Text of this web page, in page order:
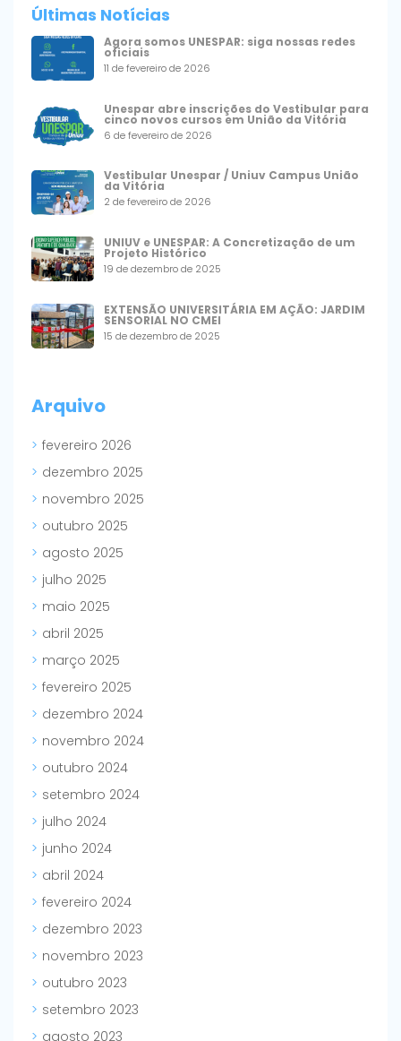
Últimas Notícias
Agora somos UNESPAR: siga nossas redes
oficiais
11 de fevereiro de 2026
Unespar abre inscrições do Vestibular para
cinco novos cursos em União da Vitória
6 de fevereiro de 2026
Vestibular Unespar / Uniuv Campus União
da Vitória
2 de fevereiro de 2026
UNIUV e UNESPAR: A Concretização de um
Projeto Histórico
19 de dezembro de 2025
EXTENSÃO UNIVERSITÁRIA EM AÇÃO: JARDIM
SENSORIAL NO CMEI
15 de dezembro de 2025
Arquivo
fevereiro 2026
dezembro 2025
novembro 2025
outubro 2025
agosto 2025
julho 2025
maio 2025
abril 2025
março 2025
fevereiro 2025
dezembro 2024
novembro 2024
outubro 2024
setembro 2024
julho 2024
junho 2024
abril 2024
fevereiro 2024
dezembro 2023
novembro 2023
outubro 2023
setembro 2023
agosto 2023